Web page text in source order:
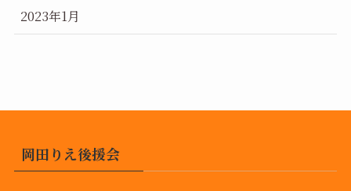
2023年1月
岡田りえ後援会